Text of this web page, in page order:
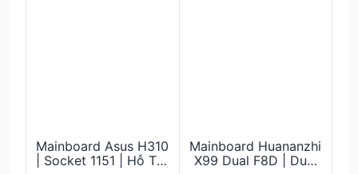
Mainboard Asus H310
| Socket 1151 | Hỗ Trợ
Mainboard Huananzhi
X99 Dual F8D | Dual